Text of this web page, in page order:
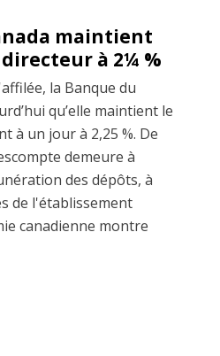
maintient
à 2¼ %
la Banque du
qu’elle maintient le
à un jour à 2,25 %. De
demeure à
des dépôts, à
de l'établissement
canadienne montre